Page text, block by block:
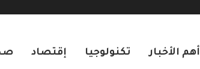
أهم الأخبار تكنولوجيا إقتصاد